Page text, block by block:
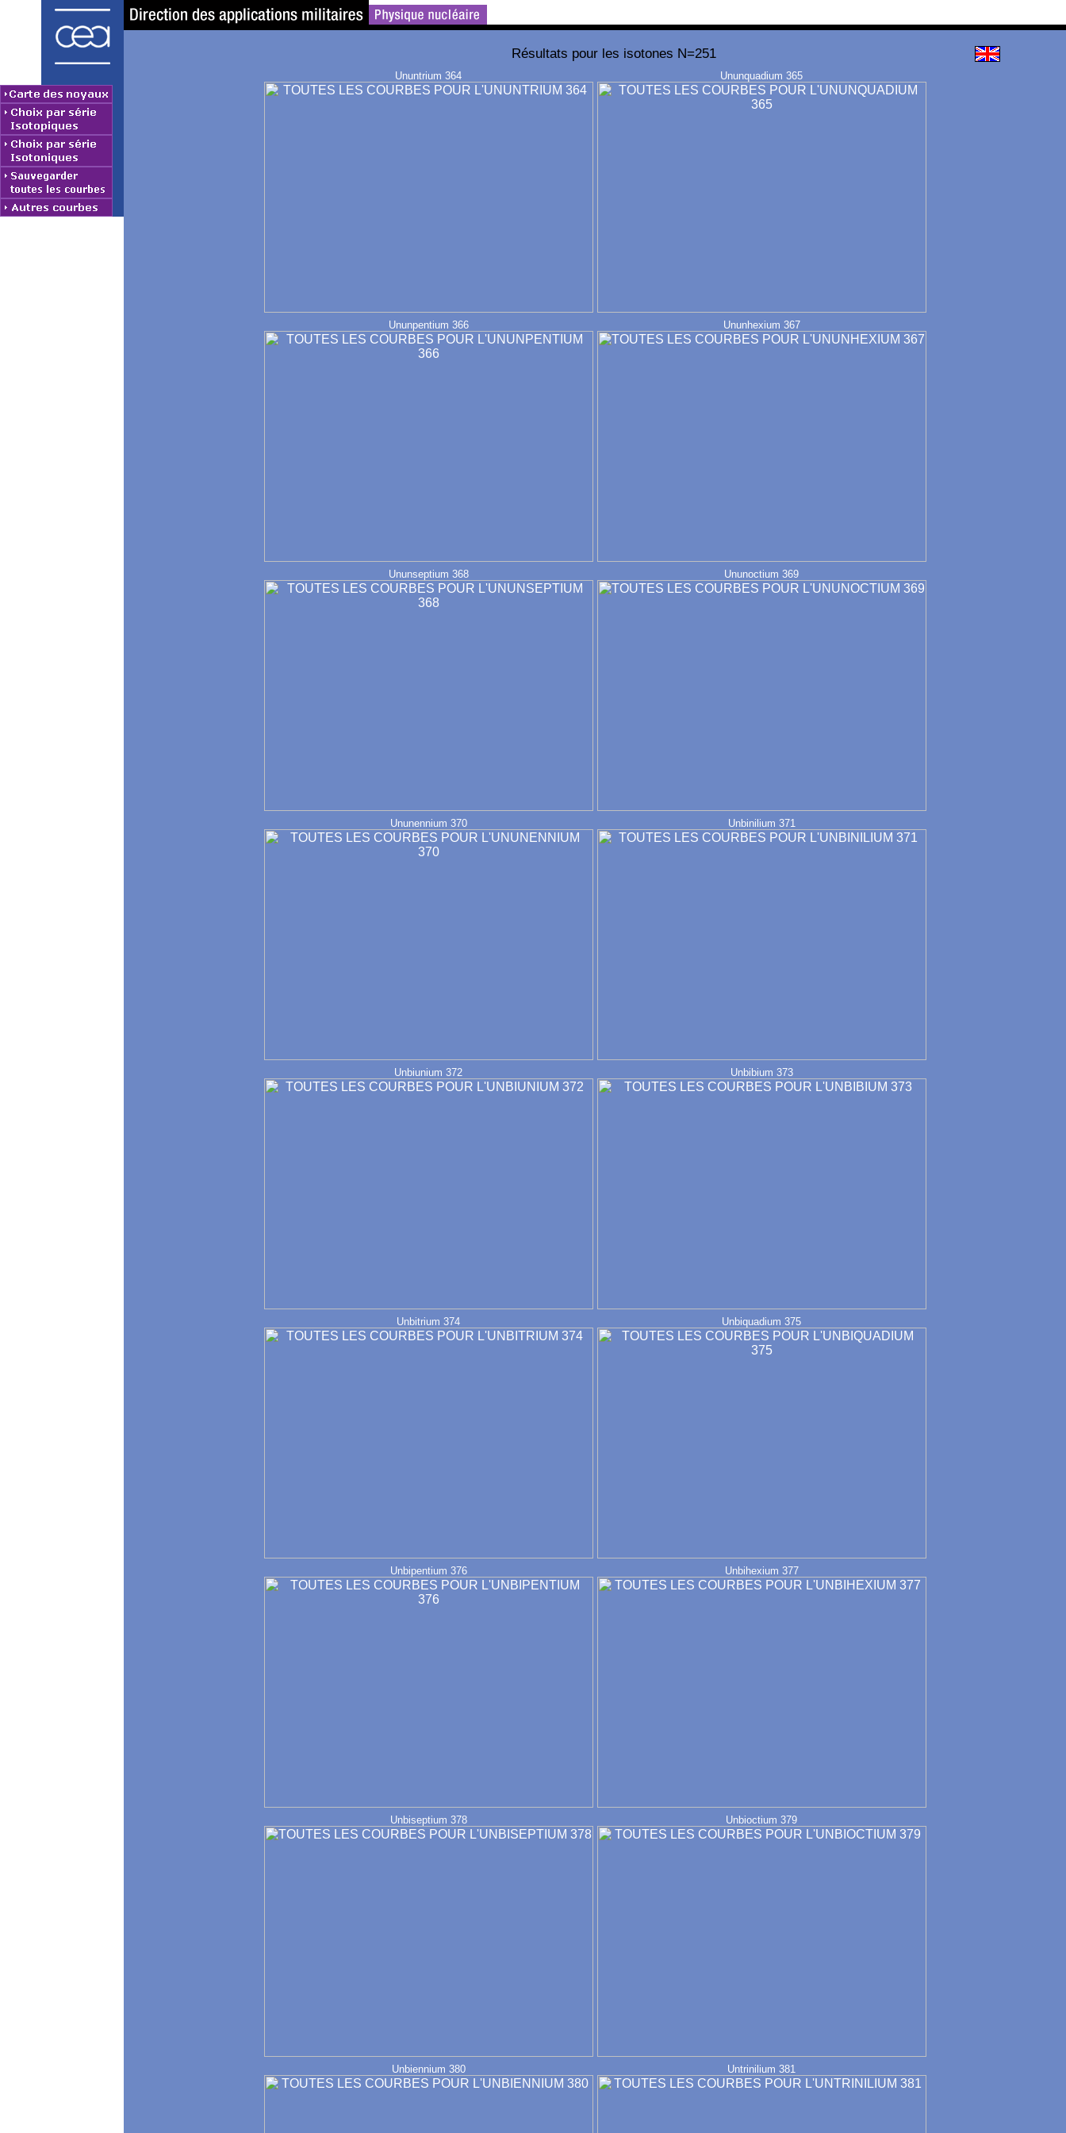
Résultats pour les isotones N=251
Ununtrium 364 Ununquadium 365
Ununpentium 366 Ununhexium 367
Ununseptium 368 Ununoctium 369
Ununennium 370 Unbinilium 371
Unbiunium 372 Unbibium 373
Unbitrium 374 Unbiquadium 375
Unbipentium 376 Unbihexium 377
Unbiseptium 378 Unbioctium 379
Unbiennium 380 Untrinilium 381